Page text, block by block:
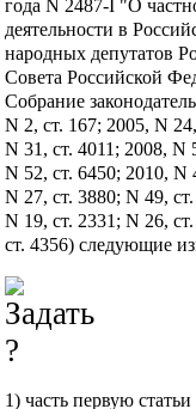
года N 2487-I "О
деятельности в
народных депутатов
Совета Российской
Собрание
N 2, ст. 167; 2005, N
N 31, ст. 4011; 2008, N
N 52, ст. 6450; 2010, N
N 27, ст. 3880; N 49,
N 19, ст. 2331; N 26,
ст. 4356) следующие
1) часть первую